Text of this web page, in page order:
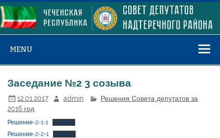
Skip
to
content
MENU
Заседание №2 3 созыва
12.01.2017 admin
Решения Совета депутатов за
2016 год
Решение-2-1-1
Скачать
Решение-2-2-1
Скачать